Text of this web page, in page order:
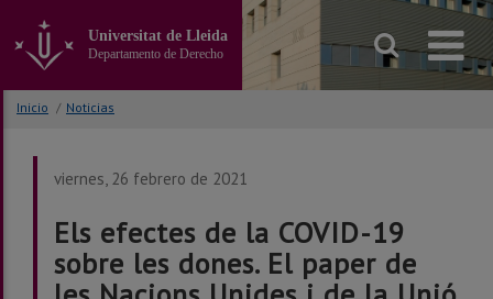
contenido
principal
Universitat de Lleida
Departamento de Derecho
Inicio / Noticias
viernes, 26 febrero de 2021
Els efectes de la COVID-19
sobre les dones. El paper de